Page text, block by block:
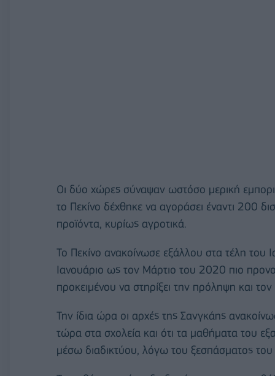
Οι δύο χώρες σύναψαν ωστόσο μερική
το Πεκίνο δέχθηκε να αγοράσει έναντι 200
προϊόντα, κυρίως αγροτικά.
Το Πεκίνο ανακοίνωσε εξάλλου στα τέλη
Ιανουάριο ως τον Μάρτιο του 2020 πιο
προκειμένου να στηρίξει την πρόληψη και
Την ίδια ώρα οι αρχές της Σανγκάης
τώρα στα σχολεία και ότι τα μαθήματα του
μέσω διαδικτύου, λόγω του ξεσπάσματος του